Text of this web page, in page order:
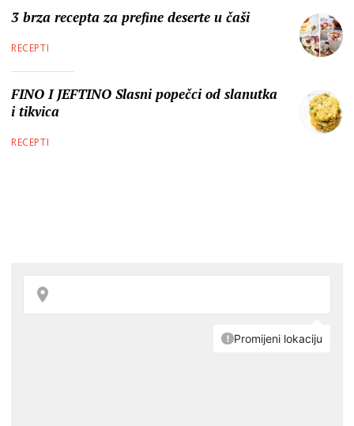
3 brza recepta za prefine deserte u čaši
RECEPTI
FINO I JEFTINO Slasni popečci od slanutka
i tikvica
RECEPTI